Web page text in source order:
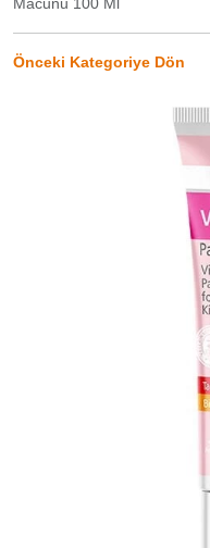
Önceki Kategoriye Dön